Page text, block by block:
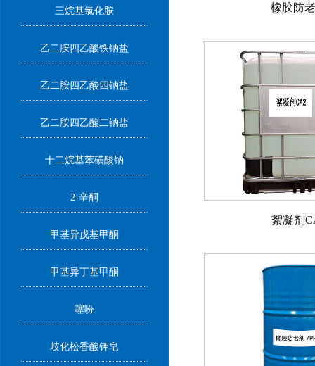
三烷基氯化胺
乙二胺四乙酸铁钠盐
乙二胺四乙酸四钠盐
乙二胺四乙酸二钠盐
十二烷基苯磺酸钠
2-辛酮
甲基异戊基甲酮
甲基异丁基甲酮
噻吩
歧化松香酸钾皂
橡胶防
絮凝剂